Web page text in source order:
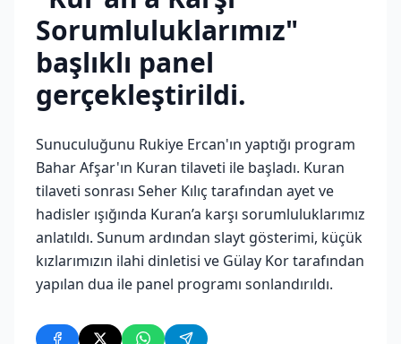
Sorumluluklarımız"
başlıklı panel
gerçekleştirildi.
Sunuculuğunu Rukiye Ercan'ın yaptığı program
Bahar Afşar'ın Kuran tilaveti ile başladı. Kuran
tilaveti sonrası Seher Kılıç tarafından ayet ve
hadisler ışığında Kuran’a karşı sorumluluklarımız
anlatıldı. Sunum ardından slayt gösterimi, küçük
kızlarımızın ilahi dinletisi ve Gülay Kor tarafından
yapılan dua ile panel programı sonlandırıldı.